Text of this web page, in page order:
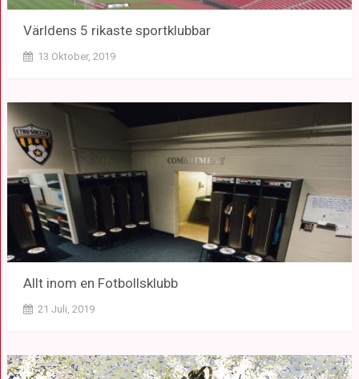
Världens 5 rikaste sportklubbar
13 Oktober, 2019
Allt inom en Fotbollsklubb
21 Juli, 2019